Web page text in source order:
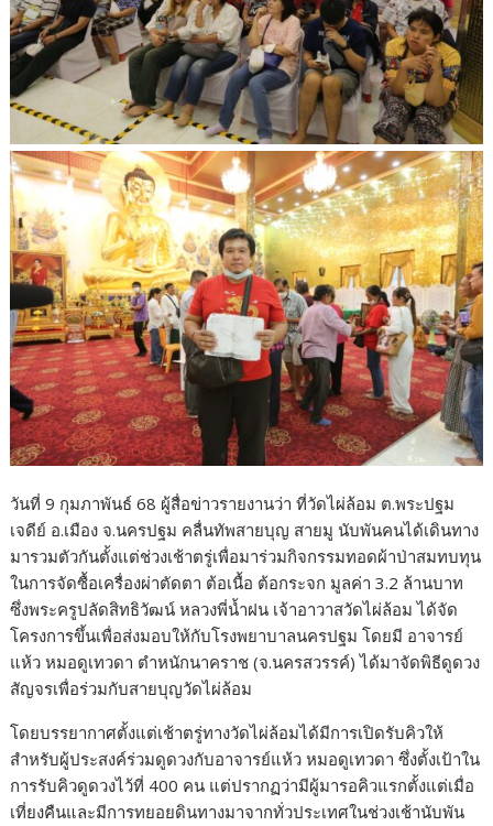
วันที่ 9 กุมภาพันธ์ 68 ผู้สื่อข่าวรายงานว่า ที่วัดไผ่ล้อม ต.พระปฐม
เจดีย์ อ.เมือง จ.นครปฐม คลื่นทัพสายบุญ สายมู นับพันคนได้เดินทาง
มารวมตัวกันตั้งแต่ช่วงเช้าตรู่เพื่อมาร่วมกิจกรรมทอดผ้าป่าสมทบทุน
ในการจัดซื้อเครื่องผ่าตัดตา ต้อเนื้อ ต้อกระจก มูลค่า 3.2 ล้านบาท
ซึ่งพระครูปลัดสิทธิวัฒน์ หลวงพี่น้ำฝน เจ้าอาวาสวัดไผ่ล้อม ได้จัด
โครงการขึ้นเพื่อส่งมอบให้กับโรงพยาบาลนครปฐม โดยมี อาจารย์
แห้ว หมอดูเทวดา ตำหนักนาคราช (จ.นครสวรรค์) ได้มาจัดพิธีดูดวง
สัญจรเพื่อร่วมกับสายบุญวัดไผ่ล้อม
โดยบรรยากาศตั้งแต่เช้าตรู่ทางวัดไผ่ล้อมได้มีการเปิดรับคิวให้
สำหรับผู้ประสงค์ร่วมดูดวงกับอาจารย์แห้ว หมอดูเทวดา ซึ่งตั้งเป้าใน
การรับคิวดูดวงไว้ที่ 400 คน แต่ปรากฏว่ามีผู้มารอคิวแรกตั้งแต่เมื่อ
เที่ยงคืนและมีการทยอยดินทางมาจากทั่วประเทศในช่วงเช้านับพัน